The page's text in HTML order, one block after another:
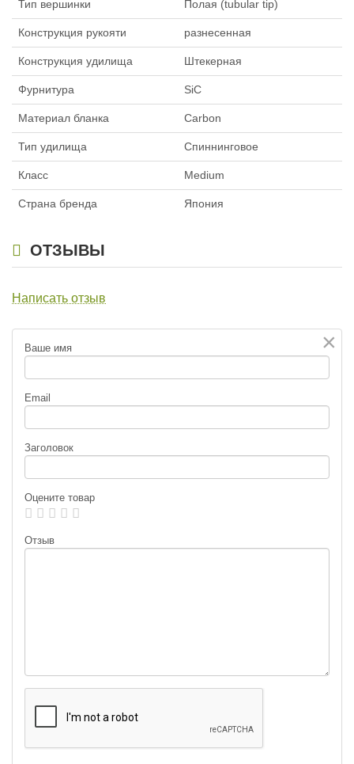
Тип вершинки Полая (tubular tip)
Конструкция рукояти разнесенная
Конструкция удилища Штекерная
Фурнитура SiC
Материал бланка Carbon
Тип удилища Спиннинговое
Класс Medium
Страна бренда Япония
ОТЗЫВЫ
Написать отзыв
×
Ваше имя
Email
Заголовок
Оцените товар
Отзыв